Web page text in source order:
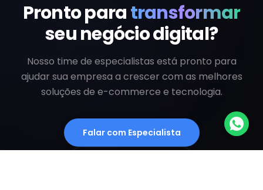
Pronto paratransformar
seu negócio digital?
Nosso time de especialistas está pronto para
ajudar sua empresa a crescer com as melhores
soluções de e-commerce e tecnologia.
Falar com Especialista